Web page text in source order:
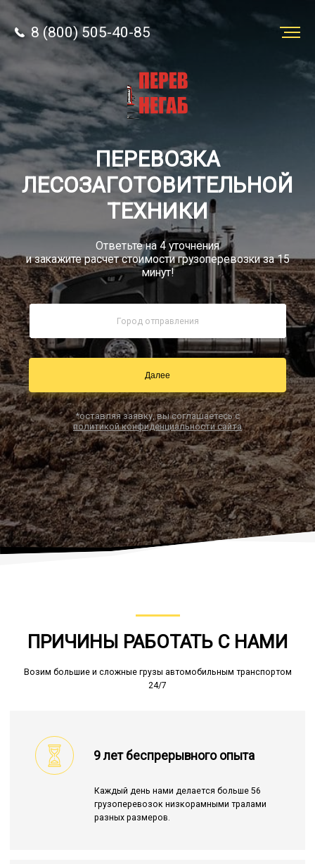
8 (800) 505-40-85
Звонок по РФ бесплатно
sale@simtruck-negabarit.ru
8 (800) 505-40-85
ПЕРЕВОЗКА
ЛЕСОЗАГОТОВИТЕЛЬНОЙ
ТЕХНИКИ
Ответьте на 4 уточнения
и закажите расчет стоимости грузоперевозки за 15
минут!
Далее
*оставляя заявку, вы соглашаетесь с
политикой конфиденциальности сайта
ПРИЧИНЫ РАБОТАТЬ С НАМИ
Возим большие и сложные грузы автомобильным транспортом
24/7
9 лет беспрерывного опыта
Каждый день нами делается больше 56
грузоперевозок низкорамными тралами
разных размеров.